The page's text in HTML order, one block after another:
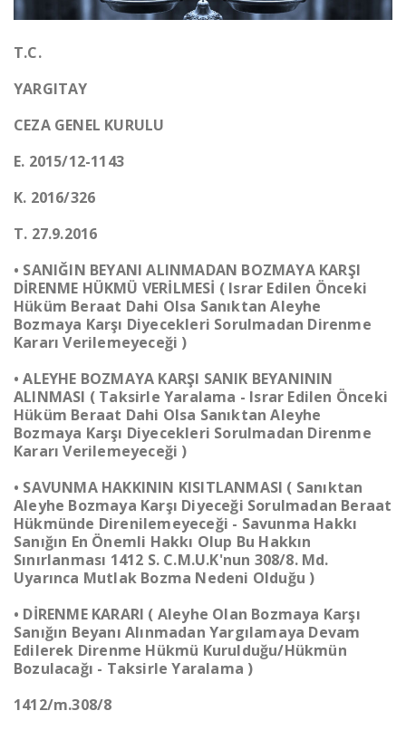
T.C.
YARGITAY
CEZA GENEL KURULU
E. 2015/12-1143
K. 2016/326
T. 27.9.2016
• SANIĞIN BEYANI ALINMADAN BOZMAYA KARŞI
DİRENME HÜKMÜ VERİLMESİ ( Israr Edilen Önceki
Hüküm Beraat Dahi Olsa Sanıktan Aleyhe
Bozmaya Karşı Diyecekleri Sorulmadan Direnme
Kararı Verilemeyeceği )
• ALEYHE BOZMAYA KARŞI SANIK BEYANININ
ALINMASI ( Taksirle Yaralama - Israr Edilen Önceki
Hüküm Beraat Dahi Olsa Sanıktan Aleyhe
Bozmaya Karşı Diyecekleri Sorulmadan Direnme
Kararı Verilemeyeceği )
• SAVUNMA HAKKININ KISITLANMASI ( Sanıktan
Aleyhe Bozmaya Karşı Diyeceği Sorulmadan Beraat
Hükmünde Direnilemeyeceği - Savunma Hakkı
Sanığın En Önemli Hakkı Olup Bu Hakkın
Sınırlanması 1412 S. C.M.U.K'nun 308/8. Md.
Uyarınca Mutlak Bozma Nedeni Olduğu )
• DİRENME KARARI ( Aleyhe Olan Bozmaya Karşı
Sanığın Beyanı Alınmadan Yargılamaya Devam
Edilerek Direnme Hükmü Kurulduğu/Hükmün
Bozulacağı - Taksirle Yaralama )
1412/m.308/8